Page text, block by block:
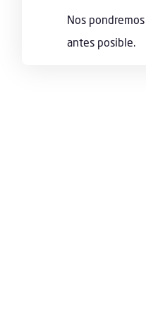
Nos
antes posible.